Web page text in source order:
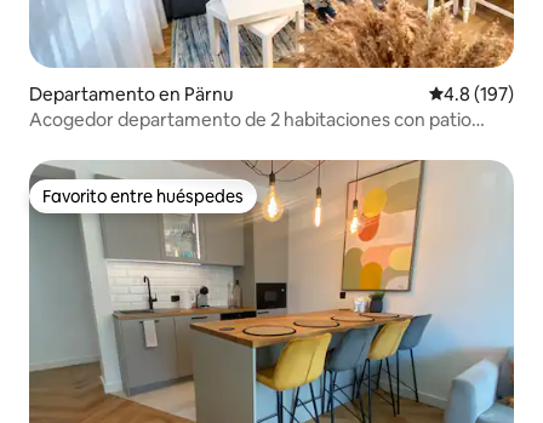
Departamento en Pärnu Calificación
4.8 (197)
Acogedor departamento de 2 habitaciones con patio
Favorito entre huéspedes
Favorito entre huéspedes